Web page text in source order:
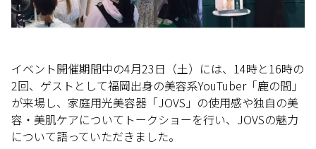
イベント開催期間中の4月23日（土）には、14時と16時の
2回、ゲストとして福岡出身の美容系YouTuber「鹿の間」
が来場し、家庭用光美容器「JOVS」の使用感や独自の美
容・美肌ケアについてトークショーを行い、JOVSの魅力
について語っていただきました。